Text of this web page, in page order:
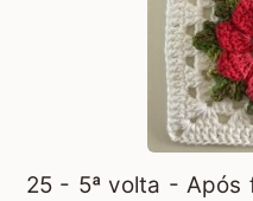
25 - 5ª volta - Após